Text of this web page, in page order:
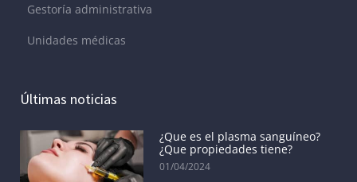
Gestoría administrativa
Unidades médicas
Últimas noticias
¿Que es el plasma sanguíneo?
¿Que propiedades tiene?
01/04/2024